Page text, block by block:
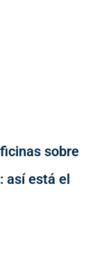
sobre
así está el